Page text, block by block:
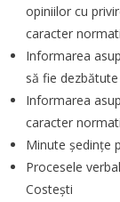
opiniilor cu
caracter
Informarea
să fie
Informarea
caracter
Minute ședințe
Procesele
Costești